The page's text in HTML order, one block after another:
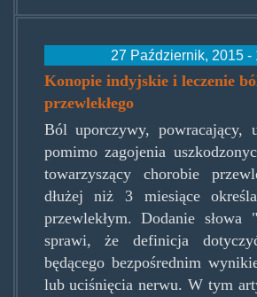
27 Październik, 2015 -
Konopie indyjskie i leczenie
przewlekłego
Ból uporczywy, powracający,
pomimo zagojenia
towarzyszący chorobie
dłużej niż 3 miesiące
przewlekłym. Dodanie słowa
sprawi, że definicja
będącego bezpośrednim
lub uciśnięcia nerwu. W tym